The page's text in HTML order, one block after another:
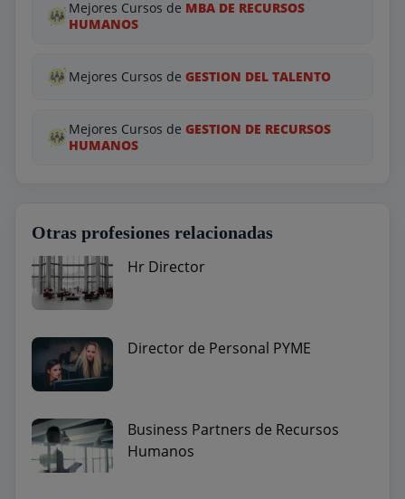
Mejores Cursos de MBA DE RECURSOS
HUMANOS
Mejores Cursos de GESTION DEL TALENTO
Mejores Cursos de GESTION DE RECURSOS
HUMANOS
Otras profesiones relacionadas
Hr Director
Director de Personal PYME
Business Partners de Recursos
Humanos